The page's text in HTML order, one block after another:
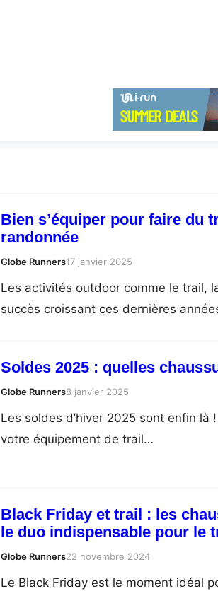
Bien s’équiper pour faire du
randonnée
Globe Runners17 janvier 2025
Les activités outdoor comme le trail,
succès croissant ces dernières
Soldes 2025 : quelles
Globe Runners8 janvier 2025
Les soldes d’hiver 2025 sont enfin là
votre équipement de trail…
Black Friday et trail : les
le duo indispensable pour le
Globe Runners22 novembre 2024
Le Black Friday est le moment idéal